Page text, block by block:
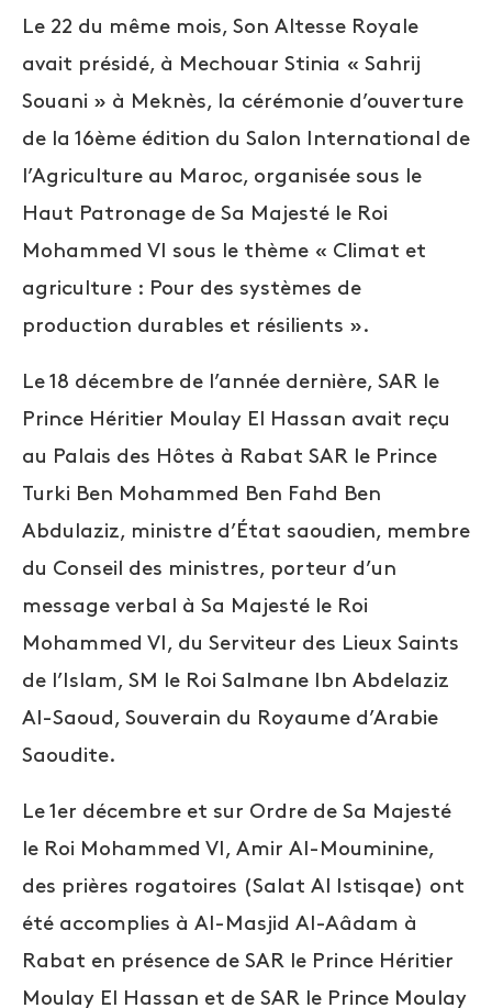
Le 22 du même mois, Son Altesse Royale
avait présidé, à Mechouar Stinia « Sahrij
Souani » à Meknès, la cérémonie d’ouverture
de la 16ème édition du Salon International de
l’Agriculture au Maroc, organisée sous le
Haut Patronage de Sa Majesté le Roi
Mohammed VI sous le thème « Climat et
agriculture : Pour des systèmes de
production durables et résilients ».
Le 18 décembre de l’année dernière, SAR le
Prince Héritier Moulay El Hassan avait reçu
au Palais des Hôtes à Rabat SAR le Prince
Turki Ben Mohammed Ben Fahd Ben
Abdulaziz, ministre d’État saoudien, membre
du Conseil des ministres, porteur d’un
message verbal à Sa Majesté le Roi
Mohammed VI, du Serviteur des Lieux Saints
de l’Islam, SM le Roi Salmane Ibn Abdelaziz
Al-Saoud, Souverain du Royaume d’Arabie
Saoudite.
Le 1er décembre et sur Ordre de Sa Majesté
le Roi Mohammed VI, Amir Al-Mouminine,
des prières rogatoires (Salat Al Istisqae) ont
été accomplies à Al-Masjid Al-Aâdam à
Rabat en présence de SAR le Prince Héritier
Moulay El Hassan et de SAR le Prince Moulay